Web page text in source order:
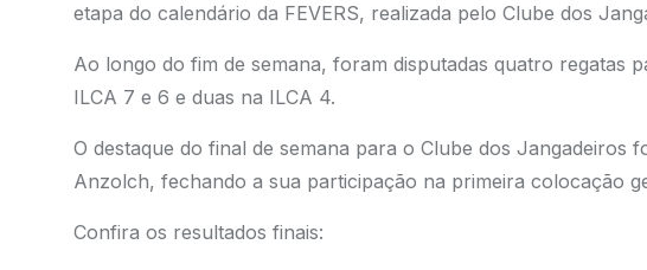
etapa do calendário da FEVERS, realizada pelo Clube dos
Ao longo do fim de semana, foram disputadas quatro regatas
ILCA 7 e 6 e duas na ILCA 4.
O destaque do final de semana para o Clube dos Jangadeiros
Anzolch, fechando a sua participação na primeira colocação
Confira os resultados finais: